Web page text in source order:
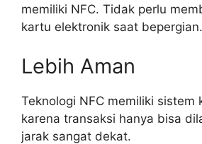
memiliki NFC. Tidak perlu
kartu elektronik saat bepergian.
Lebih Aman
Teknologi NFC memiliki sistem
karena transaksi hanya bisa
jarak sangat dekat.